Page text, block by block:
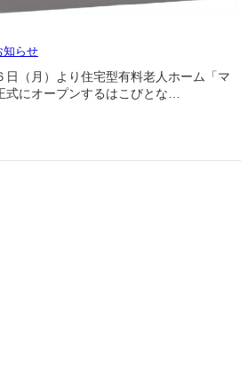
知らせ
日（月）より住宅型有料老人ホーム「マ
式にオープンするはこびとな…